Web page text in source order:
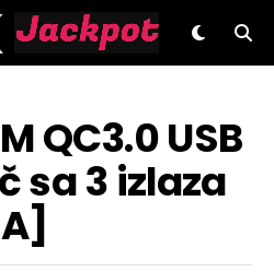
QC3.0 USB
sa 3 izlaza